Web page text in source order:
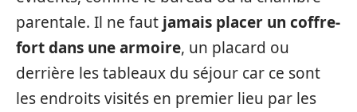
parentale. Il ne faut jamais placer un coffre-
fort dans une armoire, un placard ou
derrière les tableaux du séjour car ce sont
les endroits visités en premier lieu par les